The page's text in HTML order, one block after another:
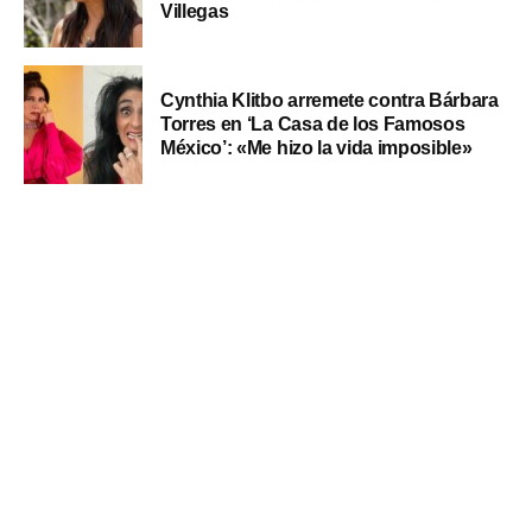
Villegas
Cynthia Klitbo arremete contra Bárbara
Torres en ‘La Casa de los Famosos
México’: «Me hizo la vida imposible»